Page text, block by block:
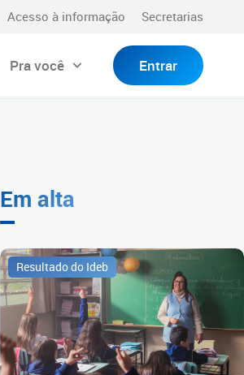
Acesso à informação Secretarias
Pra você Entrar
Em alta
Resultado do Ideb